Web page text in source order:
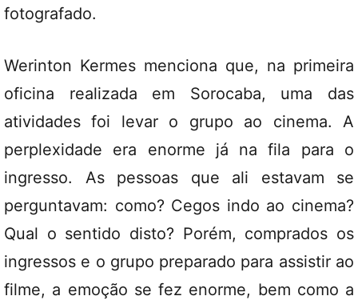
fotografado.
Werinton Kermes menciona que, na primeira
oficina realizada em Sorocaba, uma das
atividades foi levar o grupo ao cinema. A
perplexidade era enorme já na fila para o
ingresso. As pessoas que ali estavam se
perguntavam: como? Cegos indo ao cinema?
Qual o sentido disto? Porém, comprados os
ingressos e o grupo preparado para assistir ao
filme, a emoção se fez enorme, bem como a